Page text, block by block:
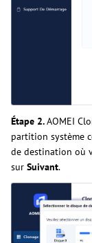
Étape 2.AOMEI
partition système
de destination où
sur Suivant.